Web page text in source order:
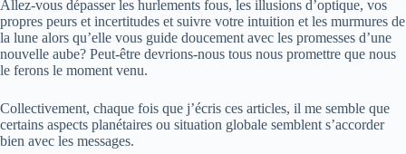
Allez-vous dépasser les hurlements fous, les illusions d’optique, vos
propres peurs et incertitudes et suivre votre intuition et les murmures de
la lune alors qu’elle vous guide doucement avec les promesses d’une
nouvelle aube? Peut-être devrions-nous tous nous promettre que nous
le ferons le moment venu.
Collectivement, chaque fois que j’écris ces articles, il me semble que
certains aspects planétaires ou situation globale semblent s’accorder
bien avec les messages.